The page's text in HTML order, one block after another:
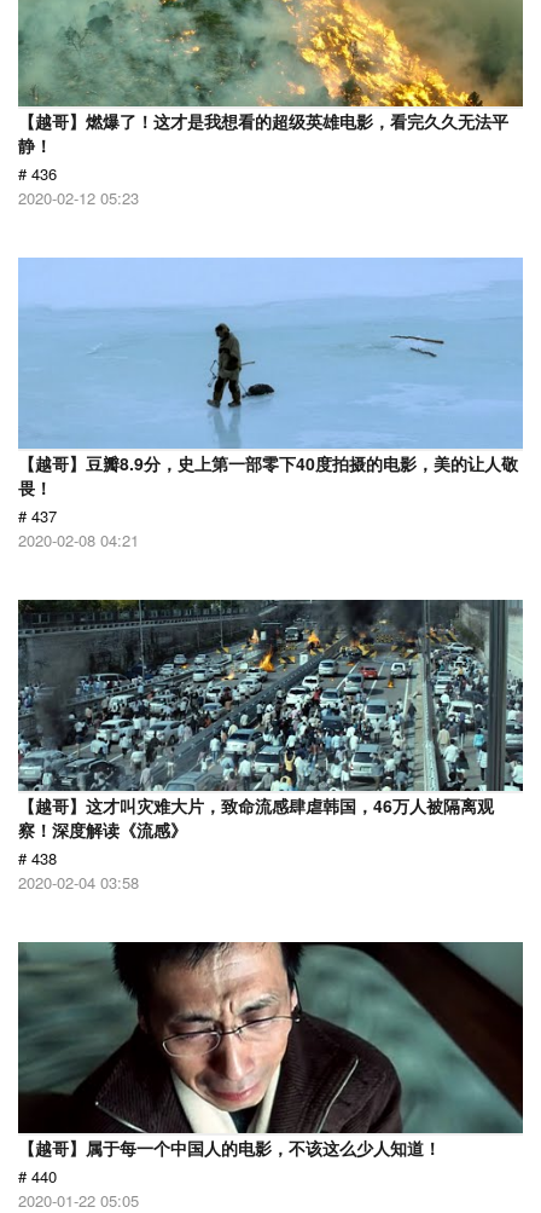
【越哥】燃爆了！这才是我想看的超级英雄电影，看完久久无法平
静！
# 436
2020-02-12 05:23
【越哥】豆瓣8.9分，史上第一部零下40度拍摄的电影，美的让人敬
畏！
# 437
2020-02-08 04:21
【越哥】这才叫灾难大片，致命流感肆虐韩国，46万人被隔离观
察！深度解读《流感》
# 438
2020-02-04 03:58
【越哥】属于每一个中国人的电影，不该这么少人知道！
# 440
2020-01-22 05:05